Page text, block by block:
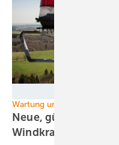
Wartung und Reparatur
Neue, günstige
Windkraftservice